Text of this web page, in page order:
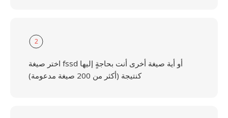
2
اختر صيغة fssd أو أية صيغة أخرى أنت بحاجةٍ إليها
كنتيجة (أكثر من 200 صيغة مدعومة)